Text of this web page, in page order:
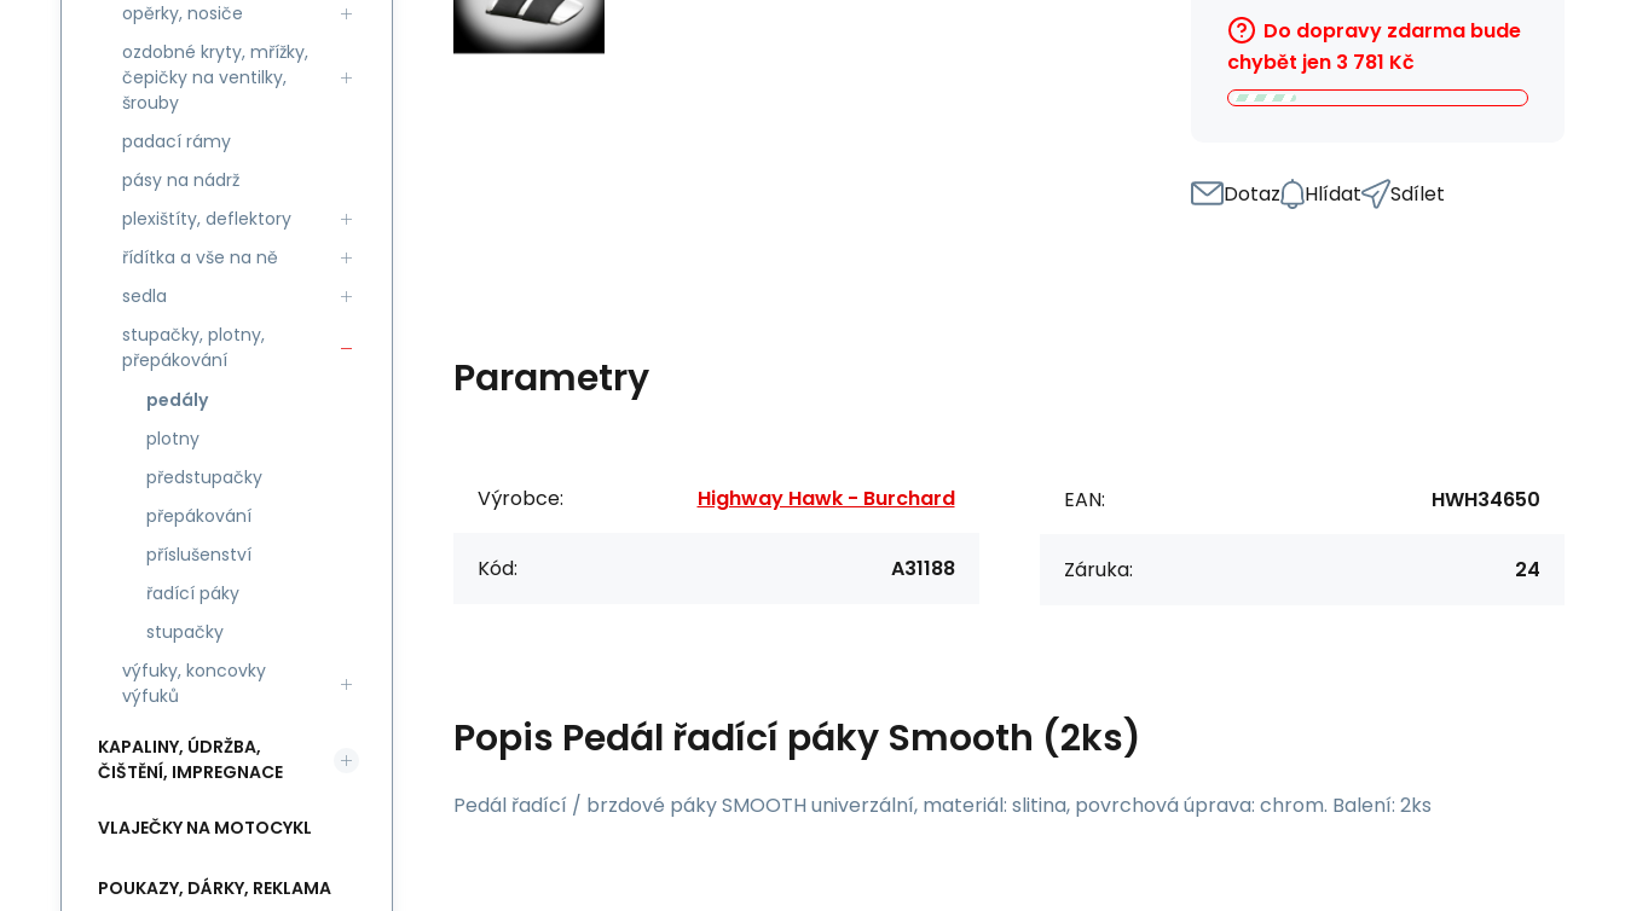
Do dopravy zdarma bude
chybět jen 3 781 Kč
Dotaz Hlídat Sdílet
Parametry
Výrobce: Highway Hawk - Burchard
Kód: A31188
EAN: HWH34650
Záruka: 24
Popis Pedál řadící páky Smooth (2ks)
Pedál řadící / brzdové páky SMOOTH univerzální, materiál: slitina, povrchová úprava: chrom. Balení: 2ks
opěrky, nosiče
ozdobné kryty, mřížky,
čepičky na ventilky,
šrouby
padací rámy
pásy na nádrž
plexištíty, deflektory
řídítka a vše na ně
sedla
stupačky, plotny,
přepákování
pedály
plotny
předstupačky
přepákování
příslušenství
řadící páky
stupačky
výfuky, koncovky
výfuků
KAPALINY, ÚDRŽBA,
ČIŠTĚNÍ, IMPREGNACE
VLAJEČKY NA MOTOCYKL
POUKAZY, DÁRKY, REKLAMA